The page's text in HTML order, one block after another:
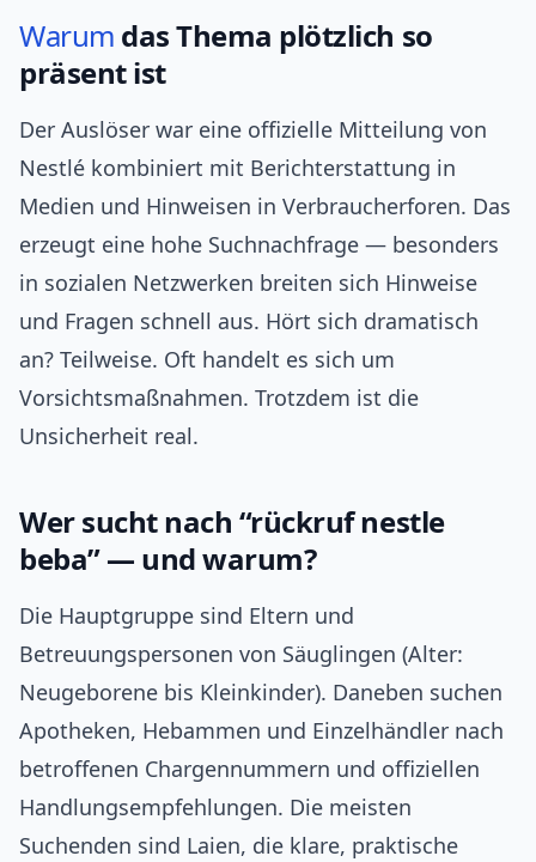
Warum das Thema plötzlich so
präsent ist
Der Auslöser war eine offizielle Mitteilung von
Nestlé kombiniert mit Berichterstattung in
Medien und Hinweisen in Verbraucherforen. Das
erzeugt eine hohe Suchnachfrage — besonders
in sozialen Netzwerken breiten sich Hinweise
und Fragen schnell aus. Hört sich dramatisch
an? Teilweise. Oft handelt es sich um
Vorsichtsmaßnahmen. Trotzdem ist die
Unsicherheit real.
Wer sucht nach “rückruf nestle
beba” — und warum?
Die Hauptgruppe sind Eltern und
Betreuungspersonen von Säuglingen (Alter:
Neugeborene bis Kleinkinder). Daneben suchen
Apotheken, Hebammen und Einzelhändler nach
betroffenen Chargennummern und offiziellen
Handlungsempfehlungen. Die meisten
Suchenden sind Laien, die klare, praktische